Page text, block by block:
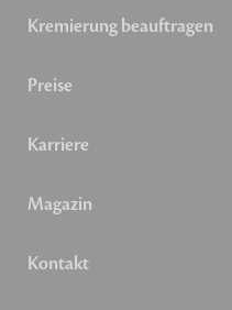
Kremierung beauftragen
Preise
Karriere
Magazin
Kontakt